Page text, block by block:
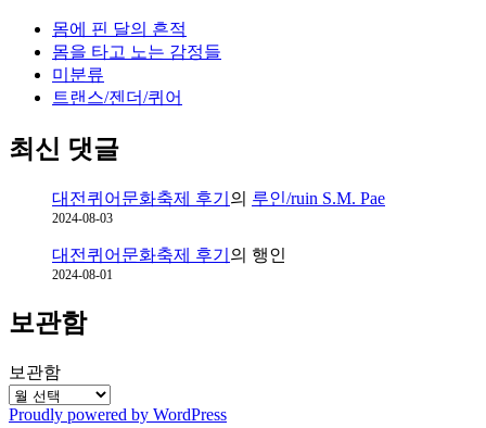
몸에 핀 달의 흔적
몸을 타고 노는 감정들
미분류
트랜스/젠더/퀴어
최신 댓글
대전퀴어문화축제 후기 의 루인/ruin S.M. Pae
2024-08-03
대전퀴어문화축제 후기 의 행인
2024-08-01
보관함
보관함
Proudly powered by WordPress